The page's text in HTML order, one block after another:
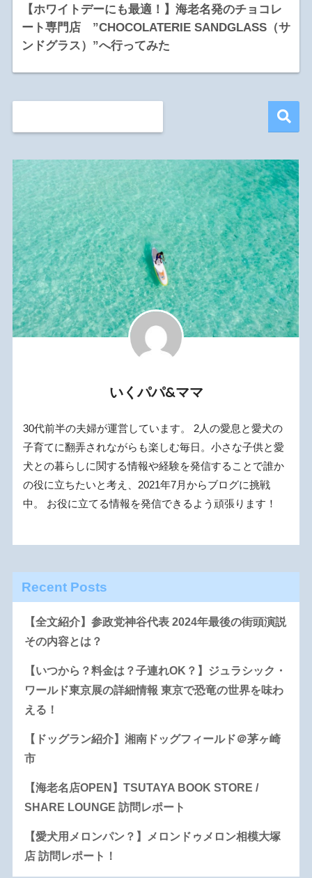
【ホワイトデーにも最適！】海老名発のチョコレ
ート専門店 ”CHOCOLATERIE SANDGLASS（サ
ンドグラス）”へ行ってみた
いくパパ&ママ
30代前半の夫婦が運営しています。 2人の愛息と愛犬の
子育てに翻弄されながらも楽しむ毎日。小さな子供と愛
犬との暮らしに関する情報や経験を発信することで誰か
の役に立ちたいと考え、2021年7月からブログに挑戦
中。 お役に立てる情報を発信できるよう頑張ります！
Recent Posts
【全文紹介】参政党神谷代表 2024年最後の街頭演説
その内容とは？
【いつから？料金は？子連れOK？】ジュラシック・
ワールド東京展の詳細情報 東京で恐竜の世界を味わ
える！
【ドッグラン紹介】湘南ドッグフィールド＠茅ヶ崎
市
【海老名店OPEN】TSUTAYA BOOK STORE /
SHARE LOUNGE 訪問レポート
【愛犬用メロンパン？】メロンドゥメロン相模大塚
店 訪問レポート！